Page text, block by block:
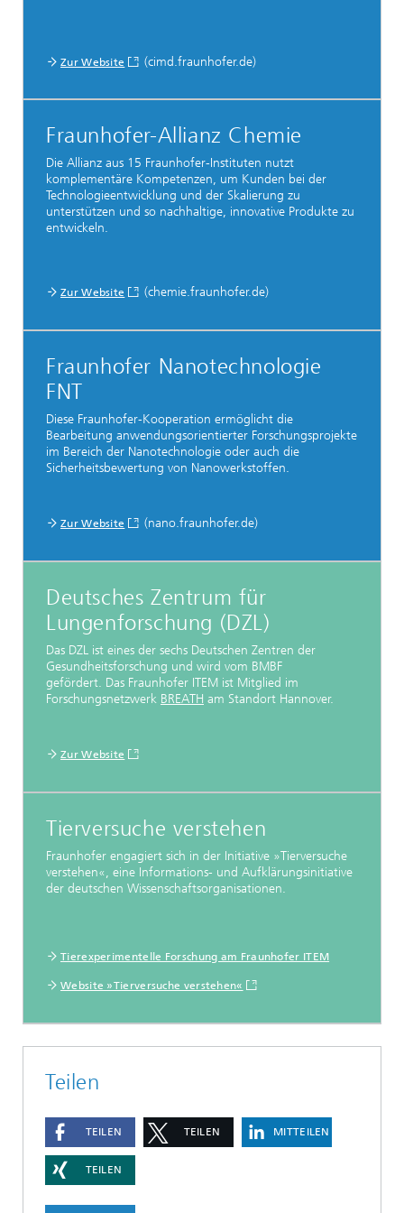
Zur Website (cimd.fraunhofer.de)
Fraunhofer-Allianz Chemie
Die Allianz aus 15 Fraunhofer-Instituten nutzt
komplementäre Kompetenzen, um Kunden bei der
Technologieentwicklung und der Skalierung zu
unterstützen und so nachhaltige, innovative Produkte zu
entwickeln.
Zur Website (chemie.fraunhofer.de)
Fraunhofer Nanotechnologie
FNT
Diese Fraunhofer-Kooperation ermöglicht die
Bearbeitung anwendungsorientierter Forschungsprojekte
im Bereich der Nanotechnologie oder auch die
Sicherheitsbewertung von Nanowerkstoffen.
Zur Website (nano.fraunhofer.de)
Deutsches Zentrum für
Lungenforschung (DZL)
Das DZL ist eines der sechs Deutschen Zentren der
Gesundheitsforschung und wird vom BMBF
gefördert. Das Fraunhofer ITEM ist Mitglied im
Forschungsnetzwerk BREATH am Standort Hannover.
Zur Website
Tierversuche verstehen
Fraunhofer engagiert sich in der Initiative »Tierversuche
verstehen«, eine Informations- und Aufklärungsinitiative
der deutschen Wissenschaftsorganisationen.
Tierexperimentelle Forschung am Fraunhofer ITEM
Website »Tierversuche verstehen«
Teilen
TEILEN TEILEN MITTEILEN
TEILEN